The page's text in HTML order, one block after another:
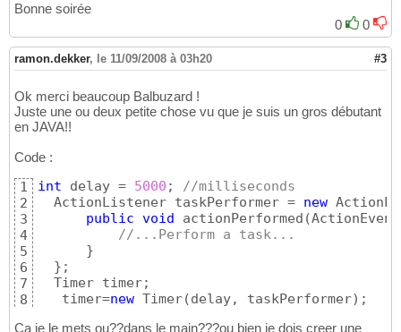
Bonne soirée
0
0
ramon.dekker, le 11/09/2008 à 03h20 #3
Ok merci beaucoup Balbuzard !
Juste une ou deux petite chose vu que je suis un gros débutant
en JAVA!!
Code :
1
2
3
4
5
6
7
8
int delay = 5000 ; //milliseconds
  ActionListener taskPerformer =
new
public void actionPerformed (
//...Perform a task...
}
} ;
  Timer timer;
   timer=
new Timer(delay, taskPerformer) ;
Ca je le mets ou??dans le main???ou bien je dois creer une